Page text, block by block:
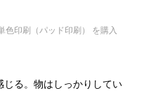
色印刷（パッド印刷） を購入
じる。物はしっかりしてい